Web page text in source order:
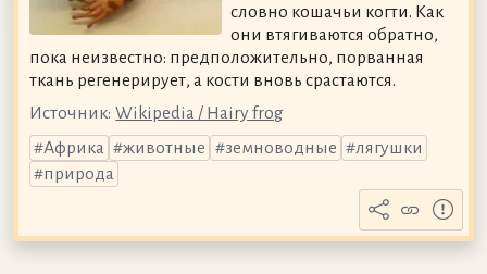
словно кошачьи когти. Как
они втягиваются обратно,
пока неизвестно: предположительно, порванная
ткань регенерирует, а кости вновь срастаются.
Источник: Wikipedia / Hairy frog
Африка
животные земноводные
лягушки
природа